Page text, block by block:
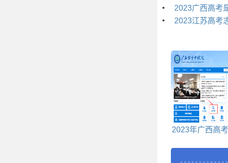
•
2023广西高考
•
2023江苏高考
2023年广西高